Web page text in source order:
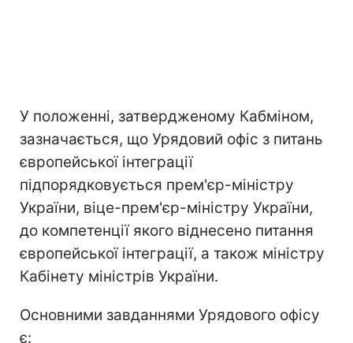
У положенні, затвердженому Кабміном,
зазначається, що Урядовий офіс з питань
європейської інтеграції
підпорядковується прем'єр-міністру
України, віце-прем'єр-міністру України,
до компетенції якого віднесено питання
європейської інтеграції, а також міністру
Кабінету міністрів України.
Основними завданнями Урядового офісу
є: